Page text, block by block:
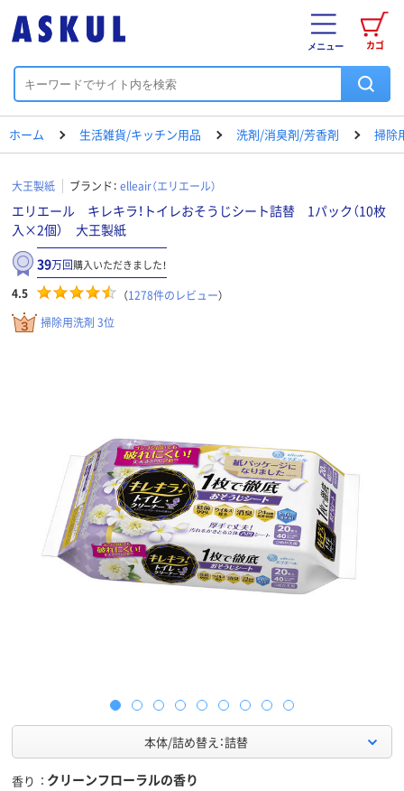
カゴ
メニュー
ホーム 生活雑貨/キッチン用品 洗剤/消臭剤/芳香剤 掃除
大王製紙 ブランド： elleair（エリエール）
エリエール キレキラ！トイレおそうじシート詰替 1パック（10枚
入×2個） 大王製紙
39万回購入いただきました！
4.5 （1278件のレビュー）
掃除用洗剤 3位
本体/詰め替え：詰替
香り クリーンフローラルの香り